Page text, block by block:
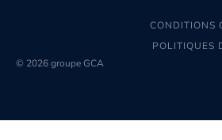
CONDITIONS
POLITIQUES
© 2026 groupe GCA